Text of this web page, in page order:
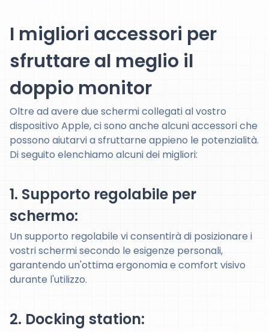
I migliori accessori per
sfruttare al meglio il
doppio monitor
Oltre ad avere due schermi collegati al vostro
dispositivo Apple, ci sono anche alcuni accessori che
possono aiutarvi a sfruttarne appieno le potenzialità.
Di seguito elenchiamo alcuni dei migliori:
1. Supporto regolabile per
schermo:
Un supporto regolabile vi consentirà di posizionare i
vostri schermi secondo le esigenze personali,
garantendo un'ottima ergonomia e comfort visivo
durante l'utilizzo.
2. Docking station: